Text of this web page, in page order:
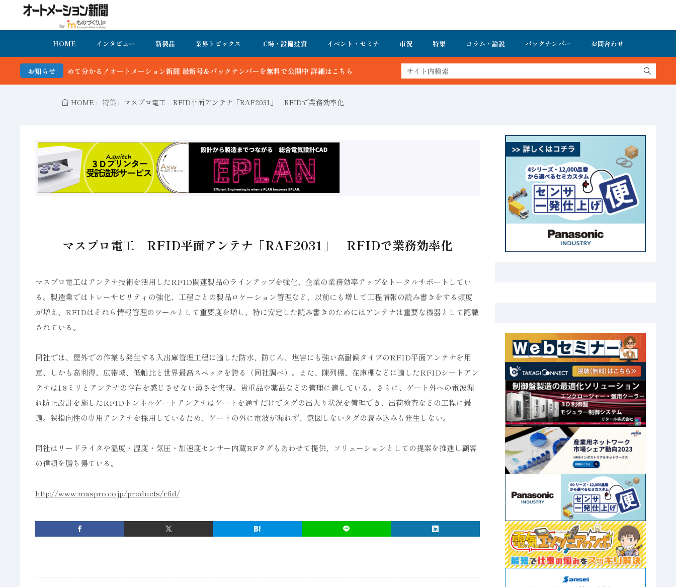
HOME インタビュー 新製品 業界トピックス 工場・設備投資 イベント・セミナ 市況 特集 コラム・論説 バックナンバー お問合わせ
お知らせ
分かる！オートメーション新聞 最新号＆バックナンバーを無料で公開中 詳細はこちら
HOME 特集 マスプロ電工 RFID平面アンテナ「RAF2031」 RFIDで業務効率化
マスプロ電工 RFID平面アンテナ「RAF2031」 RFIDで業務効率化
マスプロ電工はアンテナ技術を活用したRFID関連製品のラインアップを強化、企業の業務効率アップをトータルサポートしてい
る。製造業ではトレーサビリティの強化、工程ごとの製品ロケーション管理など、以前にも増して工程情報の読み書きをする頻度
が増え、RFIDはそれら情報管理のツールとして重要度を増し、特に安定した読み書きのためにはアンテナは重要な機器として認識
されている。
同社では、屋外での作業も発生する入出庫管理工程に適した防水、防じん、塩害にも強い高耐候タイプのRFID平面アンテナを用
意、しかも高利得、広帯域、低軸比と世界最高スペックを誇る（同社調べ）。また、陳列棚、在庫棚などに適したRFIDシートアン
テナは1.8ミリとアンテナの存在を感じさせない薄さを実現。貴重品や薬品などの管理に適している。さらに、ゲート外への電波漏
れ防止設計を施したRFIDトンネルゲートアンテナはゲートを通すだけでタグの出入り状況を管理でき、出荷検査などの工程に最
適。狭指向性の専用アンテナを採用しているため、ゲートの外に電波が漏れず、意図しないタグの読み込みも発生しない。
同社はリードライタや温度・湿度・気圧・加速度センサー内蔵RFタグもあわせて提供、ソリューションとしての提案を推進し顧客
の信頼を勝ち得ている。
http://www.maspro.co.jp/products/rfid/